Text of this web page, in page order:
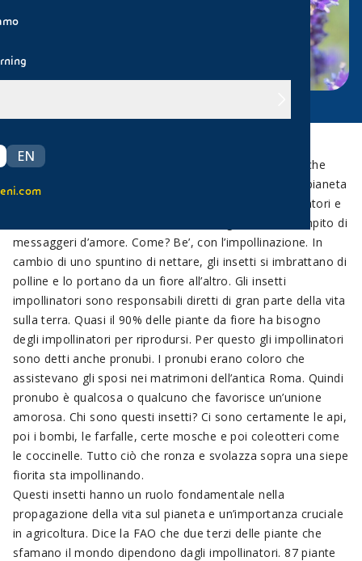
EN
eni.com
20 maggio e 22 maggio, sono due date molto vicine che
celebrano due aspetti molto importanti della vita sul pianeta
strettamente correlati: le api e gli altri insetti impollinatori e
la biodiversità. La Natura ha affidato agli insetti il compito di
messaggeri d’amore. Come? Be’, con l’impollinazione. In
cambio di uno spuntino di nettare, gli insetti si imbrattano di
polline e lo portano da un fiore all’altro. Gli insetti
impollinatori sono responsabili diretti di gran parte della vita
sulla terra. Quasi il 90% delle piante da fiore ha bisogno
degli impollinatori per riprodursi. Per questo gli impollinatori
sono detti anche pronubi. I pronubi erano coloro che
assistevano gli sposi nei matrimoni dell’antica Roma. Quindi
pronubo è qualcosa o qualcuno che favorisce un’unione
amorosa. Chi sono questi insetti? Ci sono certamente le api,
poi i bombi, le farfalle, certe mosche e poi coleotteri come
le coccinelle. Tutto ciò che ronza e svolazza sopra una siepe
fiorita sta impollinando.
Questi insetti hanno un ruolo fondamentale nella
propagazione della vita sul pianeta e un’importanza cruciale
in agricoltura. Dice la FAO che due terzi delle piante che
sfamano il mondo dipendono dagli impollinatori. 87 piante